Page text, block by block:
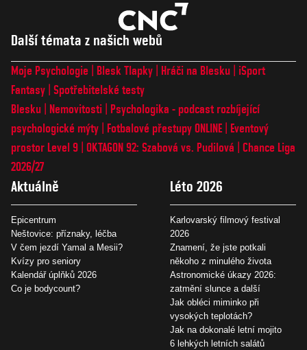
Další témata z našich webů
Moje Psychologie Blesk Tlapky Hráči na Blesku
iSport
Fantasy Spotřebitelské testy
Blesku
Nemovitosti
Psychologika - podcast rozbíjející
psychologické mýty
Fotbalové přestupy ONLINE
Eventový
prostor Level 9 OKTAGON 92: Szabová vs. Pudilová
Chance Liga
2026/27
Aktuálně
Epicentrum
Neštovice: příznaky, léčba
V čem jezdí Yamal a Mesii?
Kvízy pro seniory
Kalendář úplňků 2026
Co je bodycount?
Léto 2026
Karlovarský filmový festival
2026
Znamení, že jste potkali
někoho z minulého života
Astronomické úkazy 2026:
zatmění slunce a další
Jak obléci miminko při
vysokých teplotách?
Jak na dokonalé letní mojito
6 lehkých letních salátů